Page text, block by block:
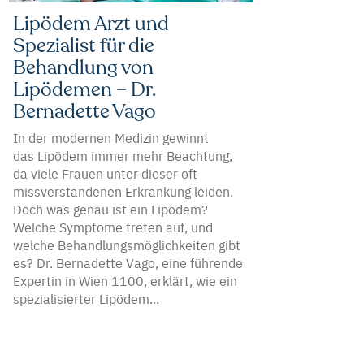
Lipödem Arzt und
Spezialist für die
Behandlung von
Lipödemen – Dr.
Bernadette Vago
In der modernen Medizin gewinnt
das Lipödem immer mehr Beachtung,
da viele Frauen unter dieser oft
missverstandenen Erkrankung leiden.
Doch was genau ist ein Lipödem?
Welche Symptome treten auf, und
welche Behandlungsmöglichkeiten gibt
es? Dr. Bernadette Vago, eine führende
Expertin in Wien 1100, erklärt, wie ein
spezialisierter Lipödem...